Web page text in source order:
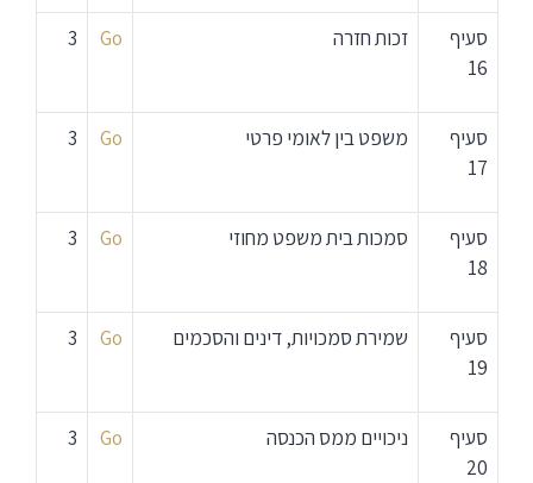
סעיף
16
זכות חזרה Go
3
סעיף
17
משפט בין לאומי פרטי Go
3
סעיף
18
סמכות בית משפט מחוזי Go
3
סעיף
19
שמירת סמכויות, דינים והסכמים Go
3
סעיף
20
ניכויים ממס הכנסה Go
3